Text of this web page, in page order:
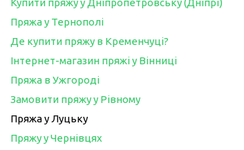
Пряжа у Тернополі
Де купити пряжу в Кременчуці?
Інтернет-магазин пряжі у Вінниці
Пряжа в Ужгороді
Замовити пряжу у Рівному
Пряжа у Луцьку
Пряжу у Чернівцях